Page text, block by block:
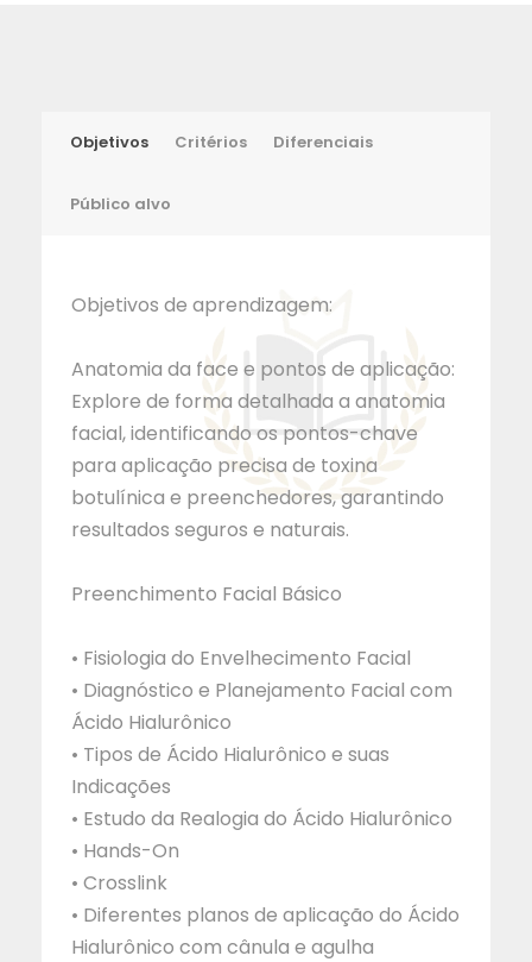
Objetivos Critérios Diferenciais
Público alvo
Objetivos de aprendizagem:
Anatomia da face e pontos de aplicação:
Explore de forma detalhada a anatomia
facial, identificando os pontos-chave
para aplicação precisa de toxina
botulínica e preenchedores, garantindo
resultados seguros e naturais.
Preenchimento Facial Básico
• Fisiologia do Envelhecimento Facial
• Diagnóstico e Planejamento Facial com
Ácido Hialurônico
• Tipos de Ácido Hialurônico e suas
Indicações
• Estudo da Realogia do Ácido Hialurônico
• Hands-On
• Crosslink
• Diferentes planos de aplicação do Ácido
Hialurônico com cânula e agulha